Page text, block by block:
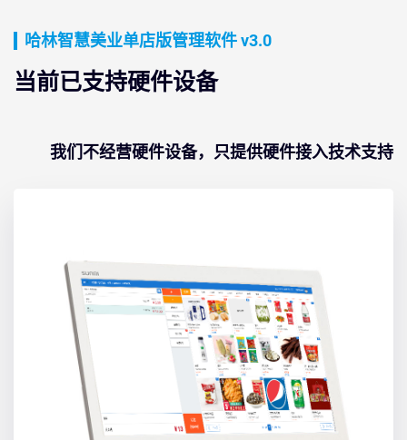
哈林智慧美业单店版管理软件 v3.0
当前已支持硬件设备
我们不经营硬件设备，只提供硬件接入技术支持